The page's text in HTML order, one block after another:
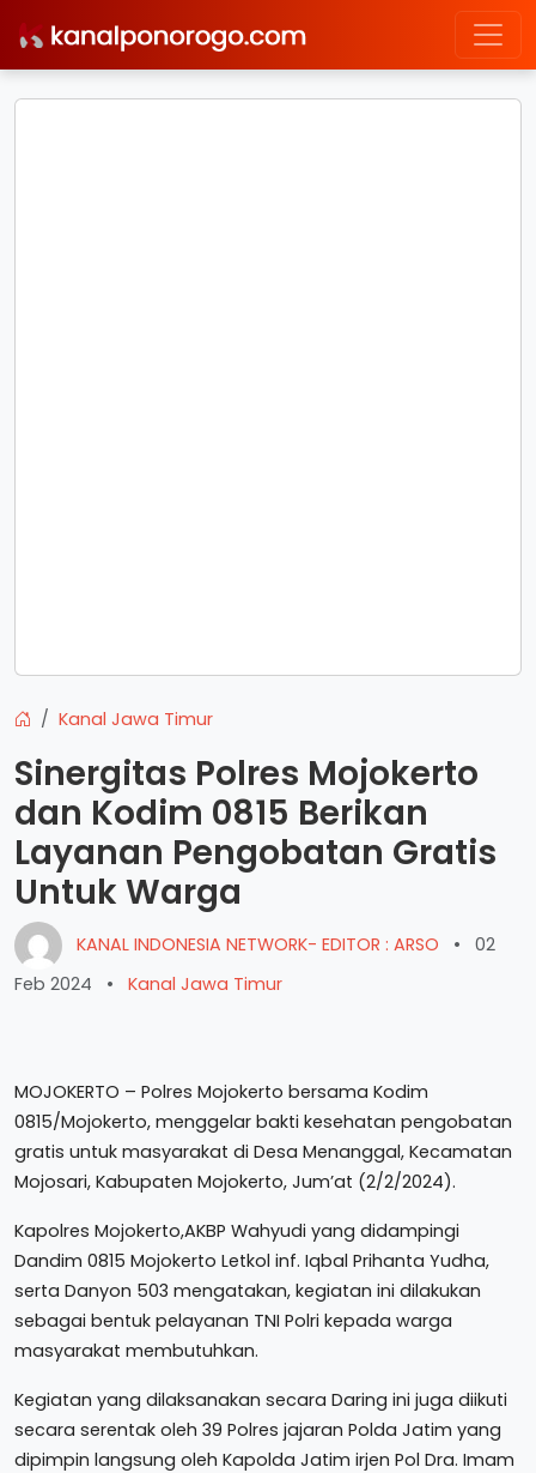
Kanal Jawa Timur
Sinergitas Polres Mojokerto
dan Kodim 0815 Berikan
Layanan Pengobatan Gratis
Untuk Warga
KANAL INDONESIA NETWORK- EDITOR : ARSO •
02
Feb 2024
• Kanal Jawa Timur
MOJOKERTO – Polres Mojokerto bersama Kodim
0815/Mojokerto, menggelar bakti kesehatan pengobatan
gratis untuk masyarakat di Desa Menanggal, Kecamatan
Mojosari, Kabupaten Mojokerto, Jum’at (2/2/2024).
Kapolres Mojokerto,AKBP Wahyudi yang didampingi
Dandim 0815 Mojokerto Letkol inf. Iqbal Prihanta Yudha,
serta Danyon 503 mengatakan, kegiatan ini dilakukan
sebagai bentuk pelayanan TNI Polri kepada warga
masyarakat membutuhkan.
Kegiatan yang dilaksanakan secara Daring ini juga diikuti
secara serentak oleh 39 Polres jajaran Polda Jatim yang
dipimpin langsung oleh Kapolda Jatim irjen Pol Dra. Imam